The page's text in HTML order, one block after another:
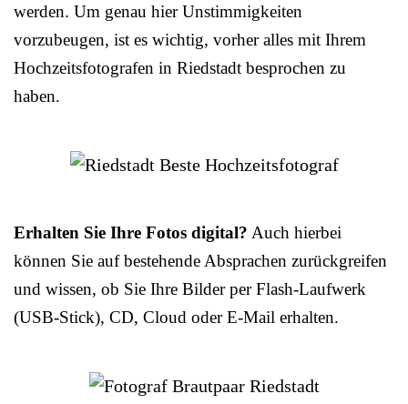
werden. Um genau hier Unstimmigkeiten
vorzubeugen, ist es wichtig, vorher alles mit Ihrem
Hochzeitsfotografen in Riedstadt besprochen zu
haben.
Erhalten Sie Ihre Fotos digital? Auch hierbei
können Sie auf bestehende Absprachen zurückgreifen
und wissen, ob Sie Ihre Bilder per Flash-Laufwerk
(USB-Stick), CD, Cloud oder E-Mail erhalten.